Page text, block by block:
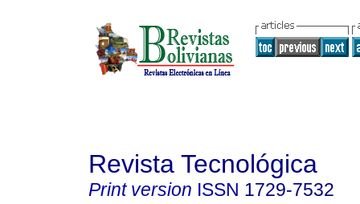
Revista Tecnológica
Print version ISSN 1729-7532